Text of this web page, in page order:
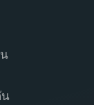
น